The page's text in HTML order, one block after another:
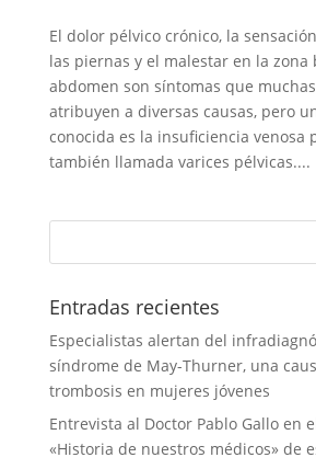
El dolor pélvico crónico, la
las piernas y el malestar en la zona
abdomen son síntomas que
atribuyen a diversas causas, pero
conocida es la insuficiencia venosa
también llamada varices pélvicas....
Entradas recientes
Especialistas alertan del
síndrome de May-Thurner, una
trombosis en mujeres jóvenes
Entrevista al Doctor Pablo Gallo en
«Historia de nuestros médicos» de